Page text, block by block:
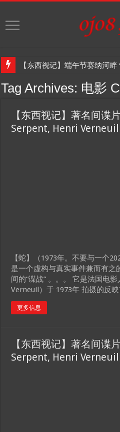
【东西视记】端午节赛纳河
Tag Archives: 电影
【东西视记】著名间谍
Serpent, Henri Verneuil
【蛇】（1973年。不要与一个
是一个虚构与真实事件兼而有之
间的“谍战” 。。。 它是法国电
Verneuil）于 1973年 拍摄的反映
更多信息
【东西视记】著名间谍
Serpent, Henri Verneuil